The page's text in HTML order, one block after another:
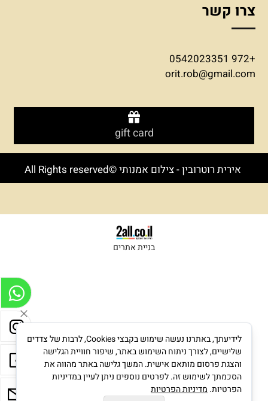
צרו קשר
+972 0542023351
orit.rob@gmail.com
gift card
אירית רוטרובין - צילום אמנותי ©All Rights reserved
בניית אתרים
לידיעתך, באתרנו נעשה שימוש בקבצי Cookies, לרבות של צדדים
שלישיים, לצורך ניתוח השימוש באתר, שיפור חוויית הגלישה
והצגת פרסום מותאם אישית. המשך גלישה באתר מהווה את
הסכמתך לשימוש זה. לפרטים נוספים ניתן לעיין במדיניות
הפרטיות. מדיניות הפרטיות